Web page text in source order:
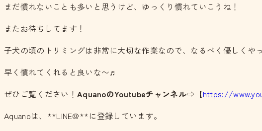
まだ慣れないことも多いと思うけど、ゆっくり慣れていこうね！
またお待ちしてます！
子犬の頃のトリミングは非常に大切な作業なので、なるべく優しくや
早く慣れてくれると良いな〜♬
ぜひご覧ください！ AquanoのYoutubeチャンネル⇨【https://
Aquanoは、**LINE@**に登録しています。